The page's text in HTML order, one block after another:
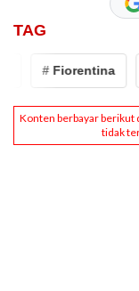
TAG
# Fiorentina